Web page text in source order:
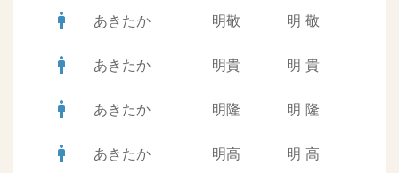
man あきたか 明敬 明 敬
man あきたか 明貴 明 貴
man あきたか 明隆 明 隆
man あきたか 明高 明 高